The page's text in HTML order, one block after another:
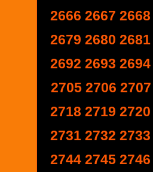
2666 2667 2668
2679 2680 2681
2692 2693 2694
2705 2706 2707
2718 2719 2720
2731 2732 2733
2744 2745 2746